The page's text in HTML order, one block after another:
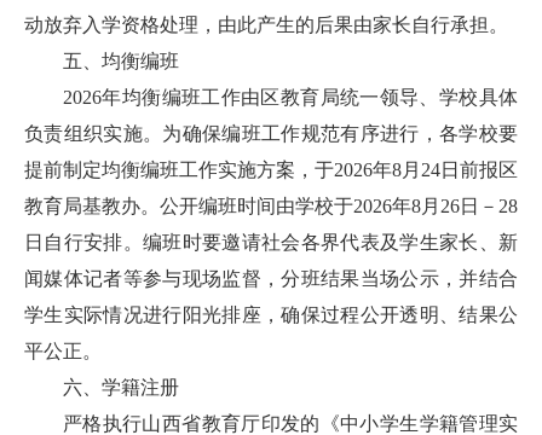
动放弃入学资格处理，由此产生的后果由家长自行承担。
五、均衡编班
2026年均衡编班工作由区教育局统一领导、学校具体
负责组织实施。为确保编班工作规范有序进行，各学校要
提前制定均衡编班工作实施方案，于2026年8月24日前报区
教育局基教办。公开编班时间由学校于2026年8月26日－28
日自行安排。编班时要邀请社会各界代表及学生家长、新
闻媒体记者等参与现场监督，分班结果当场公示，并结合
学生实际情况进行阳光排座，确保过程公开透明、结果公
平公正。
六、学籍注册
严格执行山西省教育厅印发的《中小学生学籍管理实